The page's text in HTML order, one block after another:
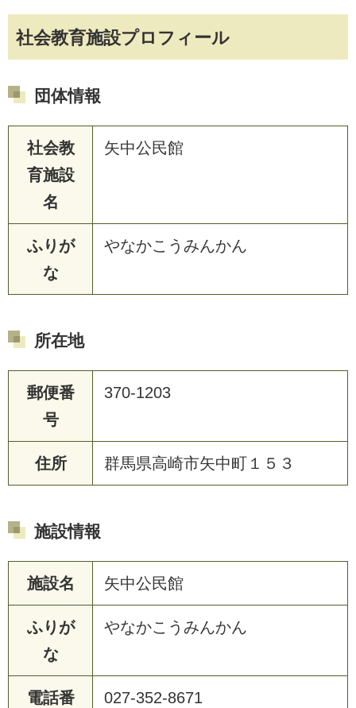
社会教育施設プロフィール
団体情報
社会教
育施設
名
矢中公民館
ふりが
な
やなかこうみんかん
所在地
郵便番
号
370-1203
住所 群馬県高崎市矢中町１５３
施設情報
施設名 矢中公民館
ふりが
な
やなかこうみんかん
電話番 027-352-8671